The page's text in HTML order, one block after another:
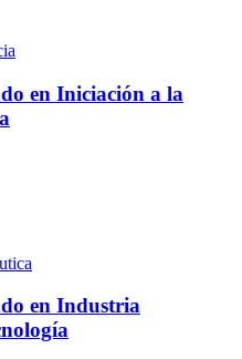
en Iniciación a la
en Industria